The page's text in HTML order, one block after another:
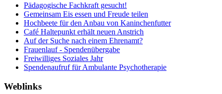
Pädagogische Fachkraft gesucht!
Gemeinsam Eis essen und Freude teilen
Hochbeete für den Anbau von Kaninchenfutter
Café Haltepunkt erhält neuen Anstrich
Auf der Suche nach einem Ehrenamt?
Frauenlauf - Spendenübergabe
Freiwilliges Soziales Jahr
Spendenaufruf für Ambulante Psychotherapie
Weblinks